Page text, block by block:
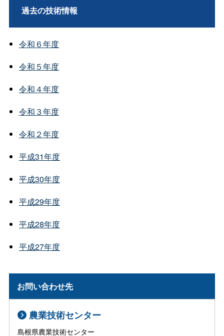
過去の技術情報
令和６年度
令和５年度
令和４年度
令和３年度
令和２年度
平成31年度
平成30年度
平成29年度
平成28年度
平成27年度
お問い合わせ先
農業技術センター
島根県農業技術センター